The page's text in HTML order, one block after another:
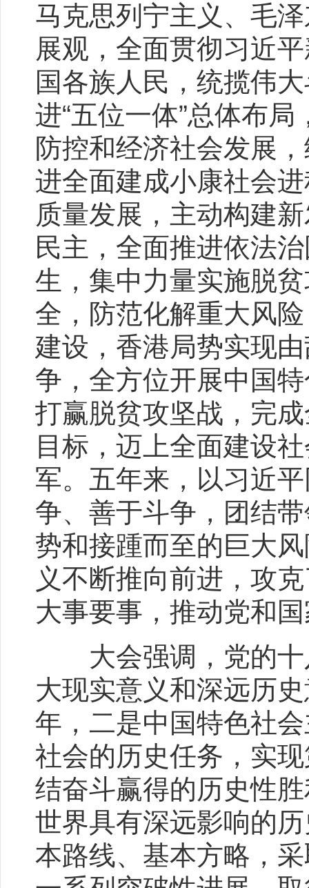
马克思列宁主义、毛
展观，全面贯彻习近
国各族人民，统揽伟
进“五位一体”总体布
防控和经济社会发展
进全面建成小康社会
质量发展，主动构建
民主，全面推进依法
生，集中力量实施脱
全，防范化解重大风
建设，香港局势实现
争，全方位开展中国
打赢脱贫攻坚战，完
目标，迈上全面建设
军。五年来，以习近
争、善于斗争，团结
势和接踵而至的巨大
义不断推向前进，攻
大事要事，推动党和
大会强调，党的十
大现实意义和深远历
年，二是中国特色社
社会的历史任务，实
结奋斗赢得的历史性
世界具有深远影响的
本路线、基本方略，